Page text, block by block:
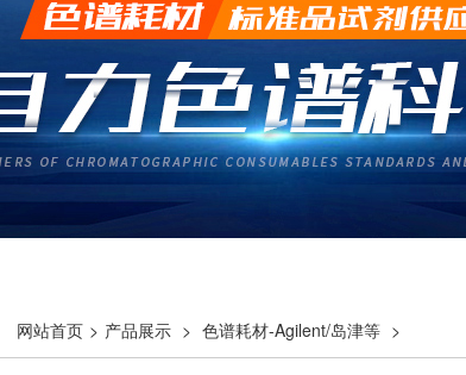
网站首页 > 产品展示 > 色谱耗材-Agilent/岛津等 >